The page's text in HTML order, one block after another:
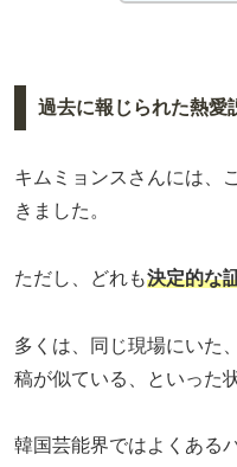
過去に報じられた熱愛
キムミョンスさんには、
きました。
ただし、どれも決定的な
多くは、同じ現場にいた
稿が似ている、といった
韓国芸能界ではよくある